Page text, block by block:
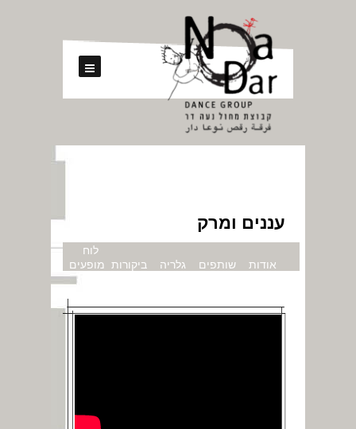
עננים ומרק
אודות שותפים גלריה ביקורות
לוח
מופעים